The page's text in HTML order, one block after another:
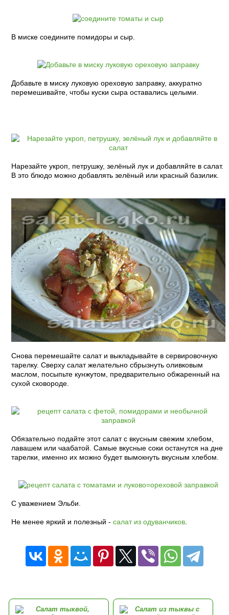
В миске соедините помидоры и сыр.
Добавьте в миску луковую ореховую заправку, аккуратно
перемешивайте, чтобы куски сыра оставались целыми.
Нарезайте укроп, петрушку, зелёный лук и добавляйте в салат.
В это блюдо можно добавлять зелёный или красный базилик.
Снова перемешайте салат и выкладывайте в сервировочную
тарелку. Сверху салат желательно сбрызнуть оливковым
маслом, посыпьте кунжутом, предварительно обжаренный на
сухой сковороде.
Обязательно подайте этот салат с вкусным свежим хлебом,
лавашем или чаабатой. Самые вкусные соки останутся на дне
тарелки, именно их можно будет вымокнуть вкусным хлебом.
С уважением Эльби.
Не менее яркий и полезный - салат из одуванчиков.